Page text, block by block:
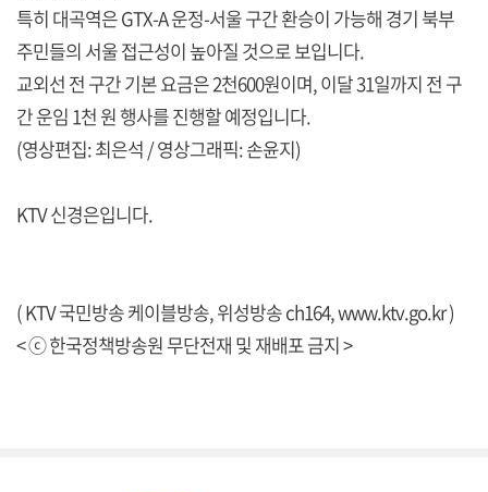
특히 대곡역은 GTX-A 운정-서울 구간 환승이 가능해 경기 북부
주민들의 서울 접근성이 높아질 것으로 보입니다.
교외선 전 구간 기본 요금은 2천600원이며, 이달 31일까지 전 구
간 운임 1천 원 행사를 진행할 예정입니다.
(영상편집: 최은석 / 영상그래픽: 손윤지)
KTV 신경은입니다.
( KTV 국민방송 케이블방송, 위성방송 ch164,www.ktv.go.kr)
< ⓒ 한국정책방송원 무단전재 및 재배포 금지 >